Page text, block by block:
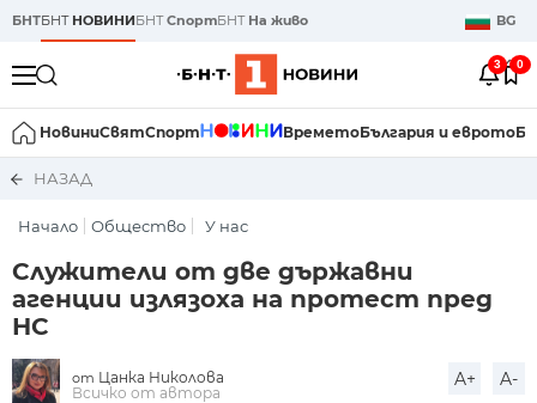
БНТБНТ НОВИНИБНТСпортБНТ На живо BG
3 0
НовиниСвятСпорт ВреметоБългария и еврото
НАЗАД
Начало Общество У нас
Служители от две държавни
агенции излязоха на протест пред
НС
от Цанка Николова
Всичко от автора
A+ A-